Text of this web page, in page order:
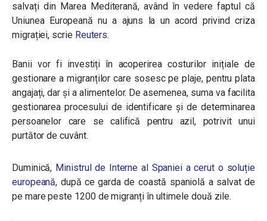
salvați din Marea Mediterană, având în vedere faptul că
Uniunea Europeană nu a ajuns la un acord privind criza
migrației, scrie Reuters.
Banii vor fi investiți în acoperirea costurilor inițiale de
gestionare a migranților care sosesc pe plaje, pentru plata
angajați, dar și a alimentelor. De asemenea, suma va facilita
gestionarea procesului de identificare și de determinarea
persoanelor care se califică pentru azil, potrivit unui
purtător de cuvânt.
Duminică, Ministrul de Interne al Spaniei a cerut o soluție
europeană, după ce garda de coastă spaniolă a salvat de
pe mare peste 1200 de migranți în ultimele două zile.